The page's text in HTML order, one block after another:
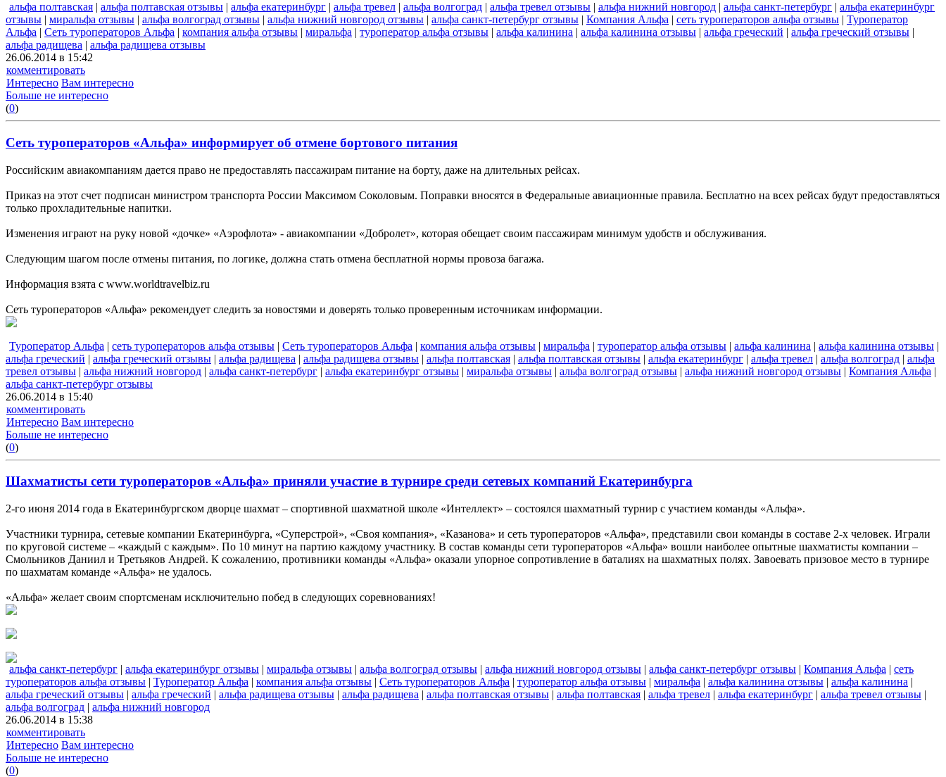
альфа полтавская | альфа полтавская отзывы | альфа екатеринбург | альфа тревел | альфа волгоград | альфа тревел отзывы | альфа нижний новгород | альфа санкт-петербург | альфа екатеринбург
отзывы | миральфа отзывы | альфа волгоград отзывы | альфа нижний новгород отзывы | альфа санкт-петербург отзывы | Компания Альфа | сеть туроператоров альфа отзывы | Туроператор
Альфа | Сеть туроператоров Альфа | компания альфа отзывы | миральфа | туроператор альфа отзывы | альфа калинина | альфа калинина отзывы | альфа греческий | альфа греческий отзывы |
альфа радищева | альфа радищева отзывы
26.06.2014 в 15:42
комментировать
Интересно Вам интересно
Больше не интересно
(0)
Сеть туроператоров «Альфа» информирует об отмене бортового питания
Российским авиакомпаниям дается право не предоставлять пассажирам питание на борту, даже на длительных рейсах.
Приказ на этот счет подписан министром транспорта России Максимом Соколовым. Поправки вносятся в Федеральные авиационные правила. Бесплатно на всех рейсах будут предоставляться
только прохладительные напитки.
Изменения играют на руку новой «дочке» «Аэрофлота» - авиакомпании «Добролет», которая обещает своим пассажирам минимум удобств и обслуживания.
Следующим шагом после отмены питания, по логике, должна стать отмена бесплатной нормы провоза багажа.
Информация взята с www.worldtravelbiz.ru
Сеть туроператоров «Альфа» рекомендует следить за новостями и доверять только проверенным источникам информации.
Туроператор Альфа | сеть туроператоров альфа отзывы | Сеть туроператоров Альфа | компания альфа отзывы | миральфа | туроператор альфа отзывы | альфа калинина | альфа калинина отзывы |
альфа греческий | альфа греческий отзывы | альфа радищева | альфа радищева отзывы | альфа полтавская | альфа полтавская отзывы | альфа екатеринбург | альфа тревел | альфа волгоград | альфа
тревел отзывы | альфа нижний новгород | альфа санкт-петербург | альфа екатеринбург отзывы | миральфа отзывы | альфа волгоград отзывы | альфа нижний новгород отзывы | Компания Альфа |
альфа санкт-петербург отзывы
26.06.2014 в 15:40
комментировать
Интересно Вам интересно
Больше не интересно
(0)
Шахматисты сети туроператоров «Альфа» приняли участие в турнире среди сетевых компаний Екатеринбурга
2-го июня 2014 года в Екатеринбургском дворце шахмат – спортивной шахматной школе «Интеллект» – состоялся шахматный турнир с участием команды «Альфа».
Участники турнира, сетевые компании Екатеринбурга, «Суперстрой», «Своя компания», «Казанова» и сеть туроператоров «Альфа», представили свои команды в составе 2-х человек. Играли
по круговой системе – «каждый с каждым». По 10 минут на партию каждому участнику. В состав команды сети туроператоров «Альфа» вошли наиболее опытные шахматисты компании –
Смольников Даниил и Третьяков Андрей. К сожалению, противники команды «Альфа» оказали упорное сопротивление в баталиях на шахматных полях. Завоевать призовое место в турнире
по шахматам команде «Альфа» не удалось.
«Альфа» желает своим спортсменам исключительно побед в следующих соревнованиях!
альфа санкт-петербург | альфа екатеринбург отзывы | миральфа отзывы | альфа волгоград отзывы | альфа нижний новгород отзывы | альфа санкт-петербург отзывы | Компания Альфа | сеть
туроператоров альфа отзывы | Туроператор Альфа | компания альфа отзывы | Сеть туроператоров Альфа | туроператор альфа отзывы | миральфа | альфа калинина отзывы | альфа калинина |
альфа греческий отзывы | альфа греческий | альфа радищева отзывы | альфа радищева | альфа полтавская отзывы | альфа полтавская | альфа тревел | альфа екатеринбург | альфа тревел отзывы |
альфа волгоград | альфа нижний новгород
26.06.2014 в 15:38
комментировать
Интересно Вам интересно
Больше не интересно
(0)